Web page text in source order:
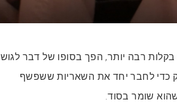
רבה יותר, הפך בסופו של דבר לגוש
כדי לחבר יחד את השאריות ששפשף
שהוא שומר בסוד.